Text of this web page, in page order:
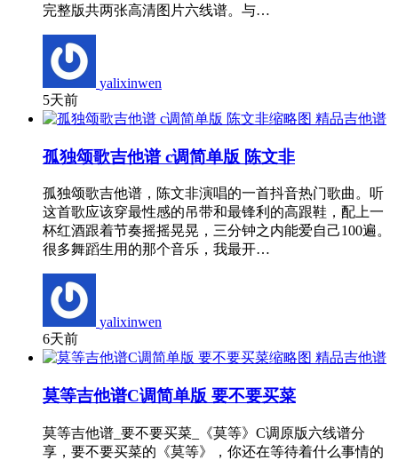
完整版共两张高清图片六线谱。与…
yalixinwen
5天前
精品吉他谱
孤独颂歌吉他谱 c调简单版 陈文非
孤独颂歌吉他谱，陈文非演唱的一首抖音热门歌曲。听
这首歌应该穿最性感的吊带和最锋利的高跟鞋，配上一
杯红酒跟着节奏摇摇晃晃，三分钟之内能爱自己100遍。
很多舞蹈生用的那个音乐，我最开…
yalixinwen
6天前
精品吉他谱
莫等吉他谱C调简单版 要不要买菜
莫等吉他谱_要不要买菜_《莫等》C调原版六线谱分
享，要不要买菜的《莫等》，你还在等待着什么事情的